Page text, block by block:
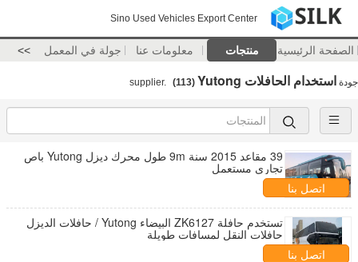
Sino Used Vehicles Export Center
الصفحة الرئيسية منتجات معلومات عنا جولة في المعمل >>
جودة استخدام الحافلات Yutong (113)
39 مقاعد 2015 سنة 9m طول محرك ديزل Yutong باص
تجاري مستعمل
اتصل بنا
تستخدم حافلة ZK6127 البيضاء Yutong / حافلات الديزل
حافلات النقل لمسافات طويلة
اتصل بنا